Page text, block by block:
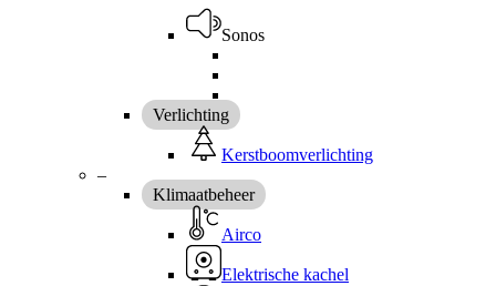
Sonos
Verlichting
Kerstboomverlichting
–
Klimaatbeheer
Airco
Elektrische kachel